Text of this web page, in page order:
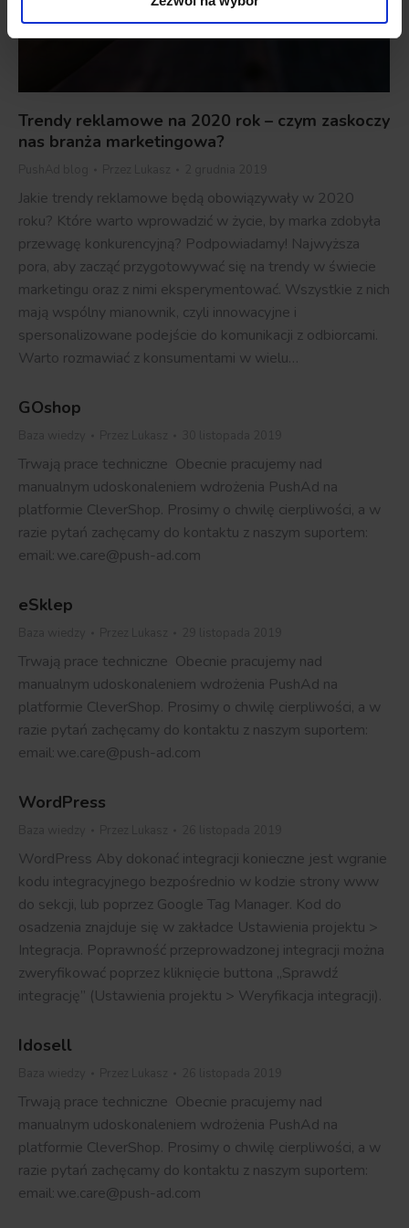
Trendy reklamowe na 2020 rok – czym zaskoczy
nas branża marketingowa?
Jakie trendy reklamowe będą obowiązywały w 2020
roku? Które warto wprowadzić w życie, by marka zdobyła
przewagę konkurencyjną? Podpowiadamy! Najwyższa
pora, aby zacząć przygotowywać się na trendy w świecie
marketingu oraz z nimi eksperymentować. Wszystkie z nich
mają wspólny mianownik, czyli innowacyjne i
spersonalizowane podejście do komunikacji z odbiorcami.
Warto rozmawiać z konsumentami w wielu…
GOshop
Trwają prace techniczne Obecnie pracujemy nad
manualnym udoskonaleniem wdrożenia PushAd na
platformie CleverShop. Prosimy o chwilę cierpliwości, a w
razie pytań zachęcamy do kontaktu z naszym suportem:
email: we.care@push-ad.com
eSklep
Trwają prace techniczne Obecnie pracujemy nad
manualnym udoskonaleniem wdrożenia PushAd na
platformie CleverShop. Prosimy o chwilę cierpliwości, a w
razie pytań zachęcamy do kontaktu z naszym suportem:
email: we.care@push-ad.com
WordPress
WordPress Aby dokonać integracji konieczne jest wgranie
kodu integracyjnego bezpośrednio w kodzie strony www
do sekcji, lub poprzez Google Tag Manager. Kod do
osadzenia znajduje się w zakładce Ustawienia projektu >
Integracja. Poprawność przeprowadzonej integracji można
zweryfikować poprzez kliknięcie buttona „Sprawdź
integrację” (Ustawienia projektu > Weryfikacja integracji).
Idosell
Trwają prace techniczne Obecnie pracujemy nad
manualnym udoskonaleniem wdrożenia PushAd na
platformie CleverShop. Prosimy o chwilę cierpliwości, a w
razie pytań zachęcamy do kontaktu z naszym suportem:
email: we.care@push-ad.com